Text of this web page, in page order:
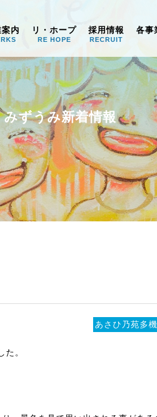
内 リ・ホープ
RE HOPE
採用情報
RECRUIT
各事
みずうみ新着情報
あさひ乃苑多
。